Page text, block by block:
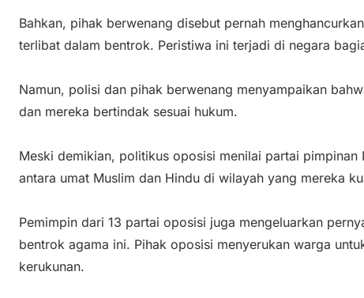
Bahkan, pihak berwenang disebut pernah
terlibat dalam bentrok. Peristiwa ini terjadi di negara
Namun, polisi dan pihak berwenang menyampaikan
dan mereka bertindak sesuai hukum.
Meski demikian, politikus oposisi menilai partai pimpinan
antara umat Muslim dan Hindu di wilayah yang mereka
Pemimpin dari 13 partai oposisi juga mengeluarkan
bentrok agama ini. Pihak oposisi menyerukan warga
kerukunan.